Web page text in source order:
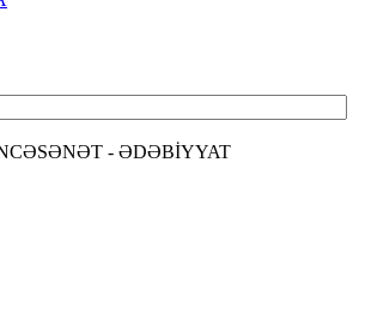
- ƏDƏBİYYAT